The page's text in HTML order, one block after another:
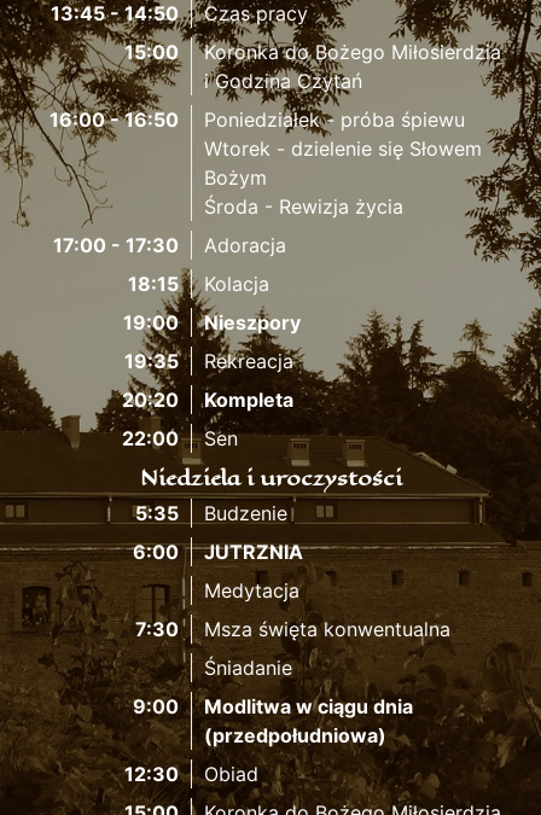
13:45 - 14:50
Czas pracy
15:00
Koronka do Bożego Miłosierdzia
i Godzina Czytań
16:00 - 16:50
Poniedziałek - próba śpiewu
Wtorek - dzielenie się Słowem
Bożym
Środa - Rewizja życia
17:00 - 17:30
Adoracja
18:15
Kolacja
19:00
Nieszpory
19:35
Rekreacja
20:20
Kompleta
22:00
Sen
Niedziela i uroczystości
5:35
Budzenie
6:00
JUTRZNIA
Medytacja
7:30
Msza święta konwentualna
Śniadanie
9:00
Modlitwa w ciągu dnia
(przedpołudniowa)
12:30
Obiad